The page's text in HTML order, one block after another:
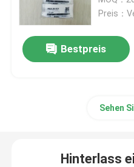
Norgren-Solenoidventil
Preis：
Bestpreis
Sehen
Hinterlass